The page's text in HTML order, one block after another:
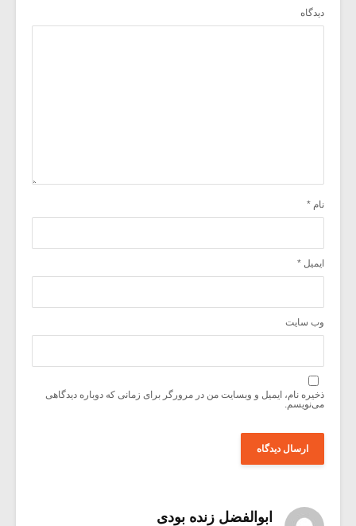
دیدگاه
نام *
ایمیل *
وب‌ سایت
ذخیره نام، ایمیل و وبسایت من در مرورگر برای زمانی که دوباره دیدگاهی
می‌نویسم.
ابوالفضل زنده بودی